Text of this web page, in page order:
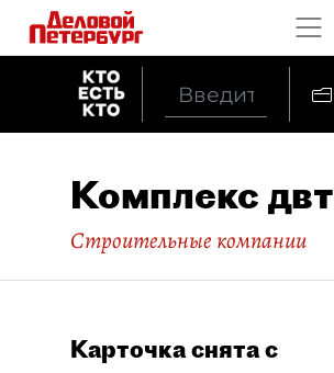
Комплекс двт
Строительные компании
Карточка снята с